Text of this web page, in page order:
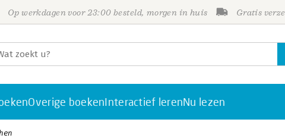
Op werkdagen voor 23:00 besteld, morgen in huis Gratis
Overige boekenInteractief lerenNu lezen